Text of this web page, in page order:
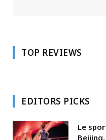
TOP REVIEWS
EDITORS PICKS
Le